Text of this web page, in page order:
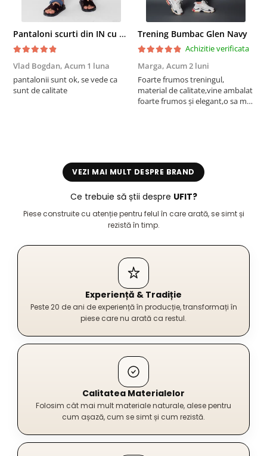
Pantaloni scurti din IN cu nasture si snur Navy
Vlad Bogdan, Acum 1 luna
pantalonii sunt ok, se vede ca
sunt de calitate
Trening Bumbac Glen Navy
Achizitie verificata
Marga, Acum 2 luni
Foarte frumos treningul,
material de calitate,vine ambalat
foarte frumos și elegant,o sa mai
VEZI MAI MULT DESPRE BRAND
Ce trebuie să știi despre UFIT?
Piese construite cu atenție pentru felul în care arată, se simt și
rezistă în timp.
Experiență & Tradiție
Peste 20 de ani de experiență în producție, transformați în
piese care nu arată ca restul.
Calitatea Materialelor
Folosim cât mai mult materiale naturale, alese pentru
cum așază, cum se simt și cum rezistă.